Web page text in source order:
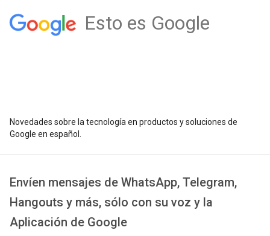
Esto es Google
Novedades sobre la tecnología en productos y soluciones de
Google en español.
Envíen mensajes de WhatsApp, Telegram,
Hangouts y más, sólo con su voz y la
Aplicación de Google